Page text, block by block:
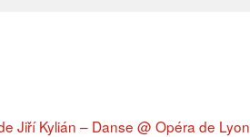
Jiří Kylián – Danse @ Opéra de Lyon